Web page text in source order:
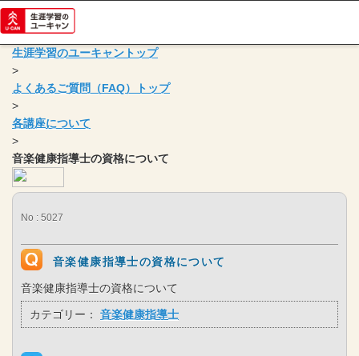
生涯学習のユーキャントップ
>
よくあるご質問（FAQ）トップ
>
各講座について
>
音楽健康指導士の資格について
No : 5027
音楽健康指導士の資格について
音楽健康指導士の資格について
カテゴリー： 音楽健康指導士